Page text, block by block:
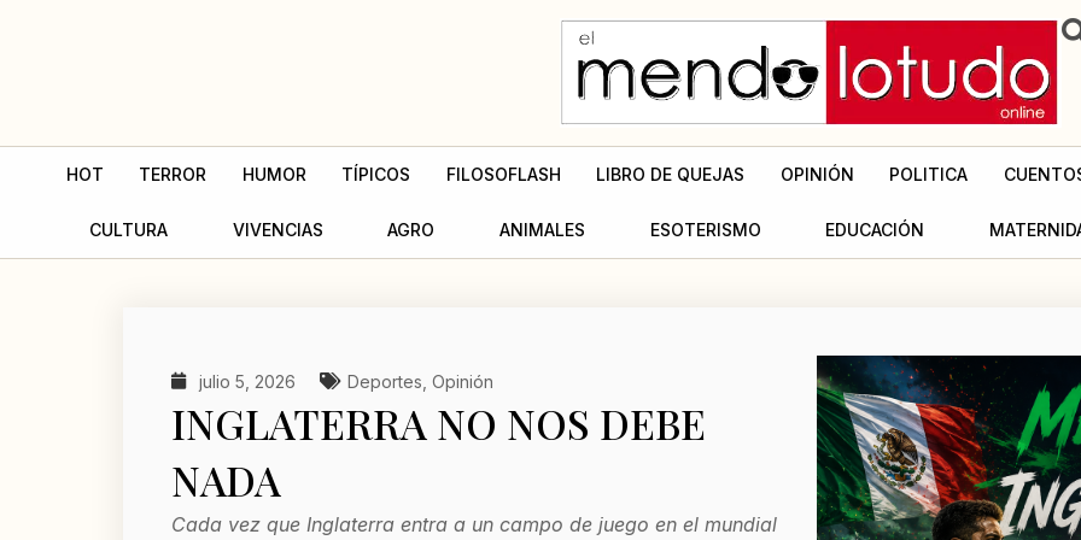
HOT TERROR HUMOR TÍPICOS FILOSOFLASH LIBRO DE QUEJAS OPINIÓN POLITICA
CULTURA VIVENCIAS AGRO ANIMALES ESOTERISMO EDUCACIÓN
julio 5, 2026 Deportes Opinión
INGLATERRA NO NOS DEBE
NADA
Cada vez que Inglaterra entra a un campo de juego en el mundial